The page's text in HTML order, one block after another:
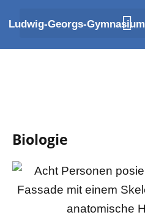
Inhalt
springen
Ludwig-Georgs-Gymnasium
Biologie